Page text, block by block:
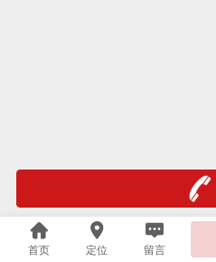
首页 定位 留言